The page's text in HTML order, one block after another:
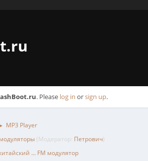
. Please log in orsign up.
► MP3 Player
(Модератор: Петрович)
... FM модулятор